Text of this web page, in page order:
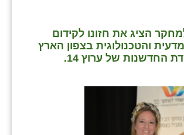
הציג את חזונו לקידום
והטכנולוגית בצפון הארץ
החדשנות של ערוץ 14.